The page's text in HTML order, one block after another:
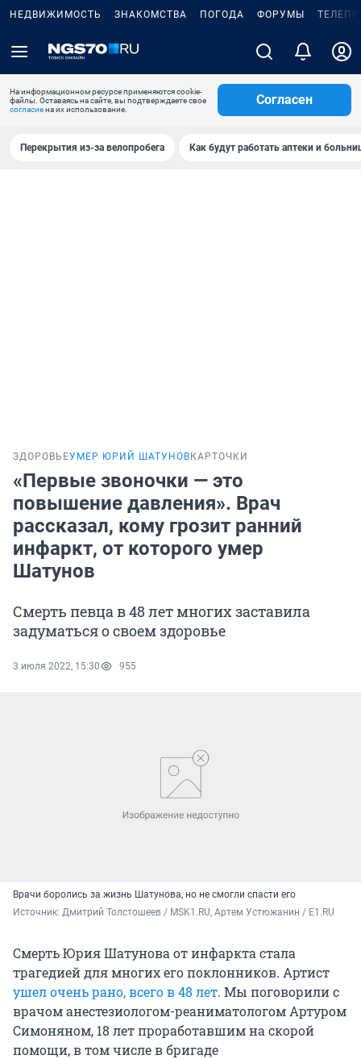
НЕДВИЖИМОСТЬ ЗНАКОМСТВА ПОГОДА ФОРУМЫ
На информационном ресурсе применяются cookie-
файлы. Оставаясь на сайте, вы подтверждаете свое
согласиена их использование.
Согласен
Перекрытия из-за велопробега Как будут работать аптеки и
ЗДОРОВЬЕУМЕР ЮРИЙ ШАТУНОВ КАРТОЧКИ
«Первые звоночки — это
повышение давления». Врач
рассказал, кому грозит ранний
инфаркт, от которого умер
Шатунов
Смерть певца в 48 лет многих заставила
задуматься о своем здоровье
3 июля 2022, 15:30 955
Врачи боролись за жизнь Шатунова, но не смогли спасти его
Источник: Дмитрий Толстошеев / MSK1.RU, Артем Устюжанин / E1.RU
Смерть Юрия Шатунова от инфаркта стала
трагедией для многих его поклонников. Артист
ушел очень рано, всего в 48 лет. Мы поговорили с
врачом анестезиологом-реаниматологом Артуром
Симоняном, 18 лет проработавшим на скорой
помощи, в том числе в бригаде